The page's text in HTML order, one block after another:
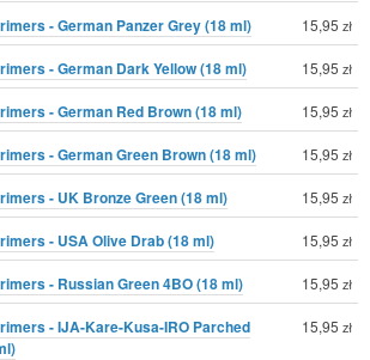
- German Panzer Grey (18 ml) 15,95 zł
- German Dark Yellow (18 ml) 15,95 zł
- German Red Brown (18 ml) 15,95 zł
- German Green Brown (18 ml) 15,95 zł
- UK Bronze Green (18 ml) 15,95 zł
- USA Olive Drab (18 ml) 15,95 zł
- Russian Green 4BO (18 ml) 15,95 zł
- IJA-Kare-Kusa-IRO Parched
15,95 zł